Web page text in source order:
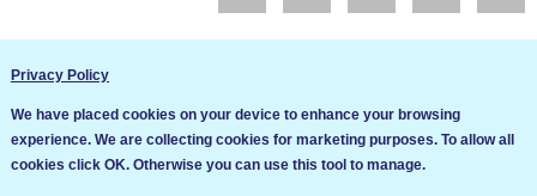
Общи условия
Privacy Policy
We have placed cookies on your device to enhance your browsing
experience. We are collecting cookies for marketing purposes. To allow all
cookies click OK. Otherwise you can use this tool to manage.
Ние използваме бисквитки за да подобрим услугите си. Ако
продължите да посещавате този сайт, ние приемаме, че се